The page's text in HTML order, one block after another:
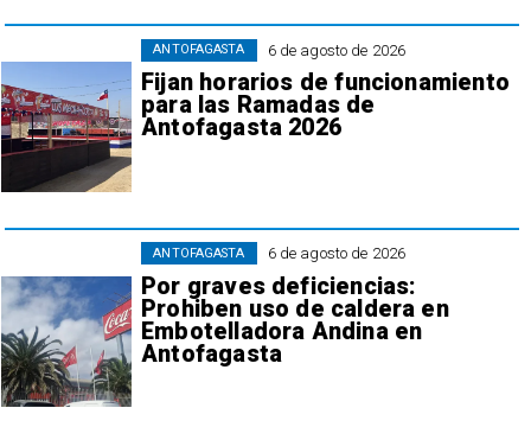
6 de agosto de 2026
Fijan horarios de funcionamiento
para las Ramadas de
Antofagasta 2026
ANTOFAGASTA
6 de agosto de 2026
Por graves deficiencias:
Prohiben uso de caldera en
Embotelladora Andina en
Antofagasta
ANTOFAGASTA